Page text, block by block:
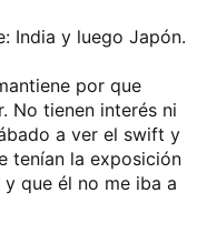
India y luego Japón.
por que
No tienen interés ni
a ver el swift y
tenían la exposición
que él no me iba a